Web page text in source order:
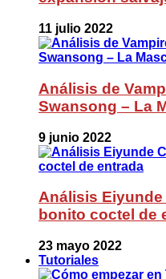
11 julio 2022
Análisis de
Swansong – La
9 junio 2022
Análisis
bonito coctel de
23 mayo 2022
Tutoriales